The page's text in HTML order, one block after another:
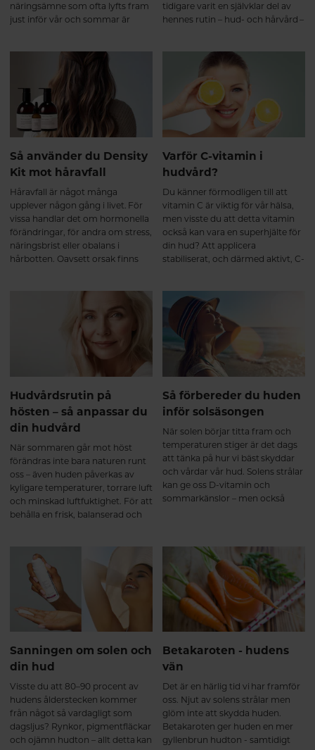
näringsämne som ofta lyfts fram
just inför vår och sommar är
tidigare varit en självklar del av
hennes rutin – hud- och hårvård –
Så använder du Density
Kit mot håravfall
Håravfall är något många
upplever någon gång i livet. För
vissa handlar det om hormonella
förändringar, för andra om stress,
näringsbrist eller obalans i
hårbotten. Oavsett orsak finns
Varför C-vitamin i
hudvård?
Du känner förmodligen till att
vitamin C är viktig för vår hälsa,
men visste du att detta vitamin
också kan vara en superhjälte för
din hud? Att applicera
stabiliserat, och därmed aktivt, C-
hudceller, samtidigt som det
bygger upp mer fukt, ger dig
slätare struktur och inte minst -
massor av glow!
Hudvårdsrutin på
hösten – så anpassar du
din hudvård
När sommaren går mot höst
förändras inte bara naturen runt
oss – även huden påverkas av
kyligare temperaturer, torrare luft
och minskad luftfuktighet. För att
behålla en frisk, balanserad och
får du de bästa tipsen för hur du
tar hand om huden på hösten.
Så förbereder du huden
inför solsäsongen
När solen börjar titta fram och
temperaturen stiger är det dags
att tänka på hur vi bäst skyddar
och vårdar vår hud. Solens strålar
kan ge oss D-vitamin och
sommarkänslor – men också
hud inför solsäsongen på ett
hälsosamt och hållbart sätt.
Sanningen om solen och
din hud
Visste du att 80–90 procent av
hudens ålderstecken kommer
från något så vardagligt som
dagsljus? Rynkor, pigmentfläckar
och ojämn hudton – allt detta kan
Betakaroten - hudens
vän
Det är en härlig tid vi har framför
oss. Njut av solens strålar men
glöm inte att skydda huden.
Betakaroten ger huden en mer
gyllenbrun hudton - samtidigt